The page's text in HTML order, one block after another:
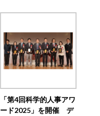
「第4回科学的人事アワ
ード2025」を開催 デ